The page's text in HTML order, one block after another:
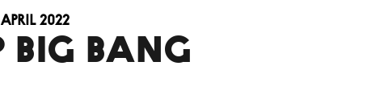
BIG BANG
2022